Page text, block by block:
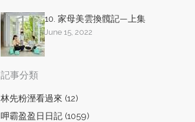
10. 家母美雲換髖記—上集
June 15, 2022
記事分類
林先粉溼看過來 (12)
呷霸盈盈日日記 (1059)